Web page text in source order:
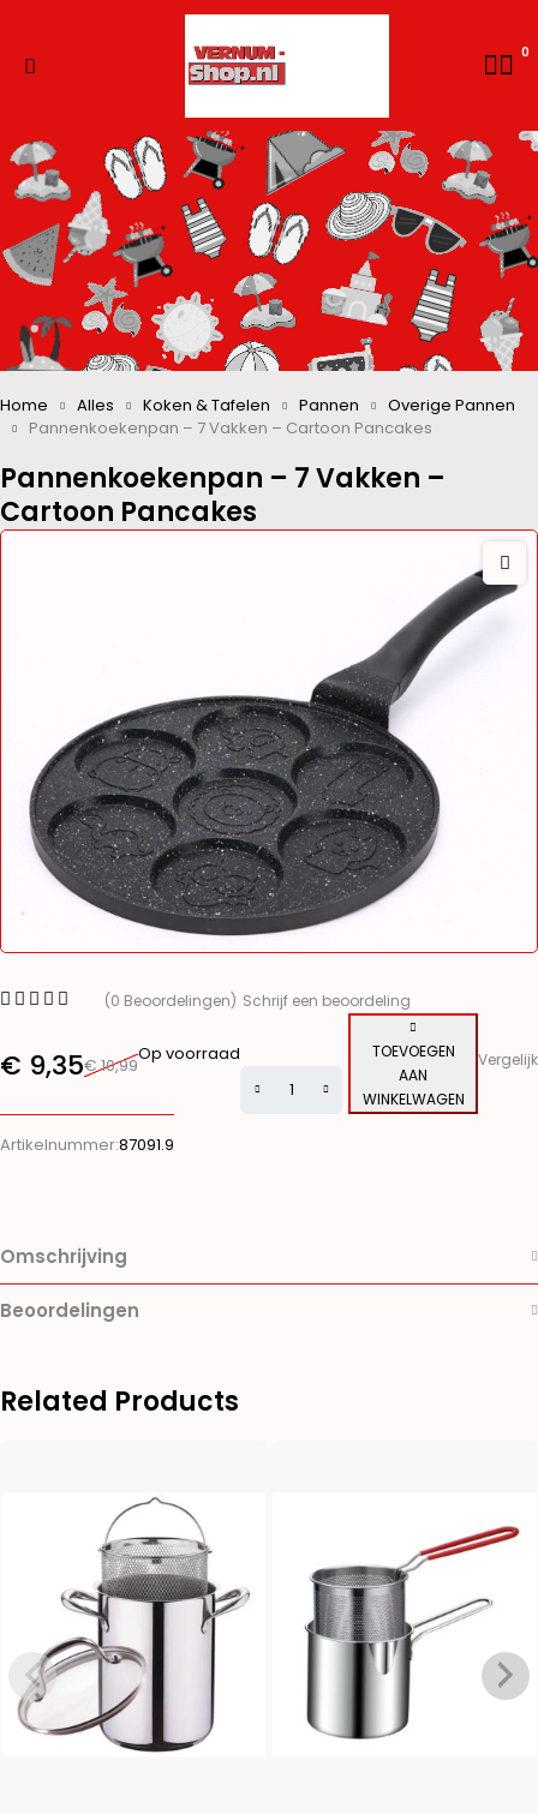
0
Pannenkoekenpan – 7 Vakken –
Cartoon Pancakes
Home Alles Koken & Tafelen Pannen
Overige Pannen
Pannenkoekenpan – 7 Vakken – Cartoon Pancakes
(0 Beoordelingen) Schrijf een beoordeling
€10,99
€ 9,35 Op voorraad
TOEVOEGEN
AAN
WINKELWAGEN
Vergelijk
Artikelnummer:87091.9
Omschrijving
Beoordelingen
Related Products